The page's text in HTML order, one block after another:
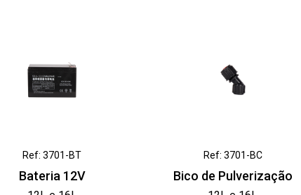
Ref: 3701-BT
Bateria 12V
Ref: 3701-BC
Bico de Pulverização